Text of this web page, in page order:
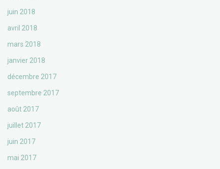
juin 2018
avril 2018
mars 2018
janvier 2018
décembre 2017
septembre 2017
août 2017
juillet 2017
juin 2017
mai 2017